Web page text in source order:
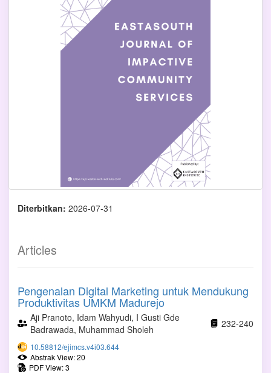
Diterbitkan: 2026-07-31
Articles
Pengenalan Digital Marketing untuk Mendukung
Produktivitas UMKM Madurejo
Aji Pranoto, Idam Wahyudi, I Gusti Gde
Badrawada, Muhammad Sholeh
232-240
10.58812/ejimcs.v4i03.644
Abstrak View: 20
PDF View: 3